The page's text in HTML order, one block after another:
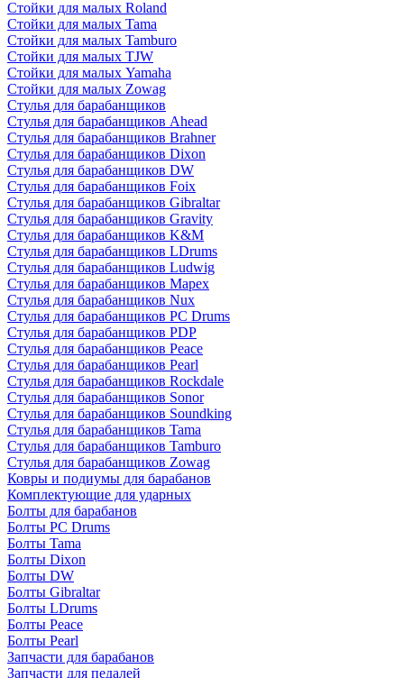
Стойки для малых Roland
Стойки для малых Tama
Стойки для малых Tamburo
Стойки для малых TJW
Стойки для малых Yamaha
Стойки для малых Zowag
Стулья для барабанщиков
Стулья для барабанщиков Ahead
Стулья для барабанщиков Brahner
Стулья для барабанщиков Dixon
Стулья для барабанщиков DW
Стулья для барабанщиков Foix
Стулья для барабанщиков Gibraltar
Стулья для барабанщиков Gravity
Стулья для барабанщиков K&M
Стулья для барабанщиков LDrums
Стулья для барабанщиков Ludwig
Стулья для барабанщиков Mapex
Стулья для барабанщиков Nux
Стулья для барабанщиков PC Drums
Стулья для барабанщиков PDP
Стулья для барабанщиков Peace
Стулья для барабанщиков Pearl
Стулья для барабанщиков Rockdale
Стулья для барабанщиков Sonor
Стулья для барабанщиков Soundking
Стулья для барабанщиков Tama
Стулья для барабанщиков Tamburo
Стулья для барабанщиков Zowag
Ковры и подиумы для барабанов
Комплектующие для ударных
Болты для барабанов
Болты PC Drums
Болты Tama
Болты Dixon
Болты DW
Болты Gibraltar
Болты LDrums
Болты Peace
Болты Pearl
Запчасти для барабанов
Запчасти для педалей